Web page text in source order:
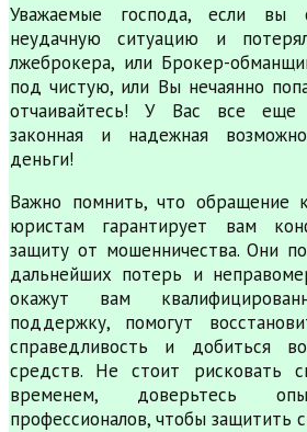
Уважаемые господа, если вы
неудачную ситуацию и
лжеброкера, или Брокер-
под чистую, или Вы нечаянно
отчаивайтесь! У Вас все еще
законная и надежная
деньги!
Важно помнить, что обращение
юристам гарантирует вам
защиту от мошенничества. Они
дальнейших потерь и
окажут вам
поддержку, помогут
справедливость и добиться
средств. Не стоит рисковать
временем, доверьтесь
профессионалов, чтобы защитить